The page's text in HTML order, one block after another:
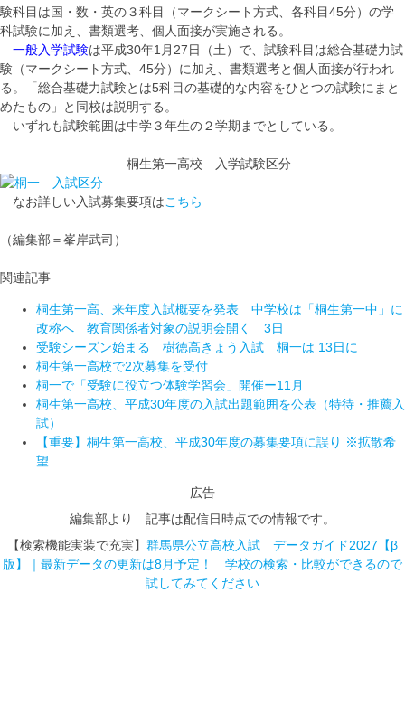
験科目は国・数・英の３科目（マークシート方式、各科目45分）の学
科試験に加え、書類選考、個人面接が実施される。
一般入学試験は平成30年1月27日（土）で、試験科目は総合基礎力試
験（マークシート方式、45分）に加え、書類選考と個人面接が行われ
る。「総合基礎力試験とは5科目の基礎的な内容をひとつの試験にまと
めたもの」と同校は説明する。
いずれも試験範囲は中学３年生の２学期までとしている。
桐生第一高校 入学試験区分
なお詳しい入試募集要項はこちら
（編集部＝峯岸武司）
関連記事
桐生第一高、来年度入試概要を発表 中学校は「桐生第一中」に
改称へ 教育関係者対象の説明会開く 3日
受験シーズン始まる 樹徳高きょう入試 桐一は 13日に
桐生第一高校で2次募集を受付
桐一で「受験に役立つ体験学習会」開催ー11月
桐生第一高校、平成30年度の入試出題範囲を公表（特待・推薦入
試）
【重要】桐生第一高校、平成30年度の募集要項に誤り ※拡散希
望
広告
編集部より 記事は配信日時点での情報です。
【検索機能実装で充実】 群馬県公立高校入試 データガイド2027【β
版】｜最新データの更新は8月予定！ 学校の検索・比較ができるので
試してみてください